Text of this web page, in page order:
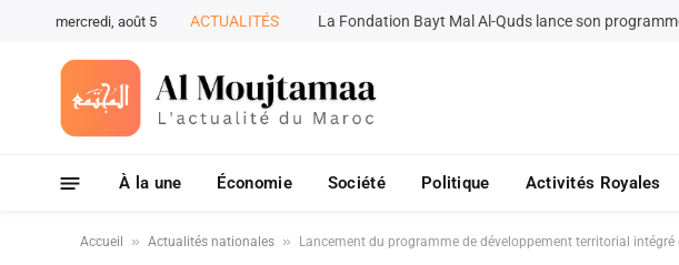
mercredi, août 5 ACTUALITÉS
À la une Économie Société Politique Activités Royales
Accueil » Actualités nationales » Lancement du programme de développement territorial